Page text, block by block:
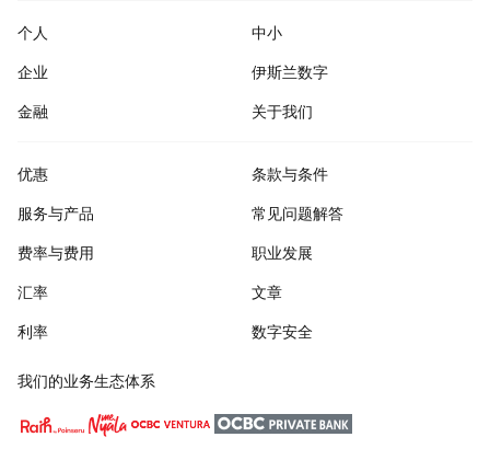
个人
中小
企业
伊斯兰数字
金融
关于我们
优惠
服务与产品
费率与费用
汇率
利率
条款与条件
常见问题解答
职业发展
文章
数字安全
我们的业务生态体系